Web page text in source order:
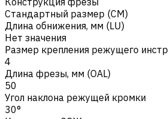
Стандартный размер (CM)
Длина обнижения, мм (LU)
Нет значения
Размер крепления режущего
4
Длина фрезы, мм (OAL)
50
Угол наклона режущей кромки
30°